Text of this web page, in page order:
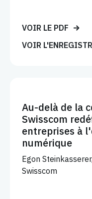
VOIR LE PDF
VOIR
Au-delà de la
Swisscom
entreprises à
numérique
Egon
Swisscom